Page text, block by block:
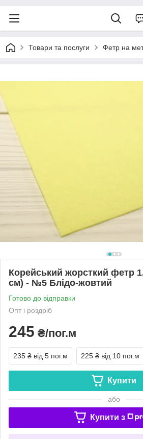
Товари та послуги Фетр на
Корейський жорсткий фетр
см) - №5 Блідо-жовтий
Готово до відправки
Опт і роздріб
245 ₴/пог.м
235 ₴ від 5 пог.м 225 ₴ від 10 пог.м
Купити
або
Купити з